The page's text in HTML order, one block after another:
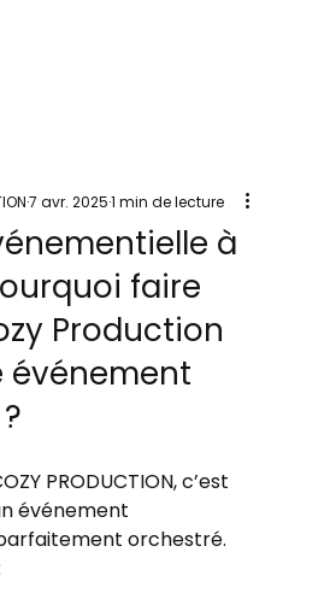
à
faire
Production
événement
7 avr. 20251 min de lecture
PRODUCTION, c’est
événement
orchestré.